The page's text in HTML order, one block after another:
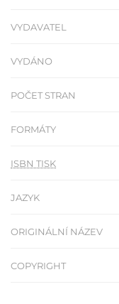
VYDAVATEL
VYDÁNO
POČET STRAN
FORMÁTY
ISBN TISK
JAZYK
ORIGINÁLNÍ NÁZEV
COPYRIGHT